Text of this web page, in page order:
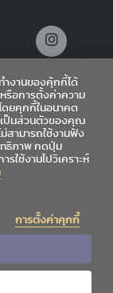
เข้าสู่ระบบ
ม | 4,864,610
All rights reserved
ำงานของคุ้กกี้ได้
รือการตั้งค่าความ
ดยคุกกี้ในอนาคต
เป็นส่วนตัวของคุณ
สามารถใช้งานฟัง
ทธิภาพ กดปุ่ม
ใช้งานไปวิเคราะห์
การตั้งค่าคุกกี้